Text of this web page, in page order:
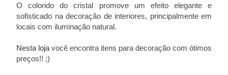
O colorido do cristal promove um efeito elegante e
sofisticado na decoração de interiores, principalmente em
locais com iluminação natural.
Nesta loja você encontra itens para decoração com ótimos
preços!! ;)